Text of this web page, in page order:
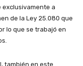
exclusivamente a
de la Ley 25.080 que
lo que se trabajó en
también en este